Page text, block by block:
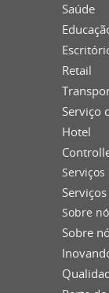
Saúde
Retail
Serviço
Hotel
Serviços
Serviços
Sobre
Sobre